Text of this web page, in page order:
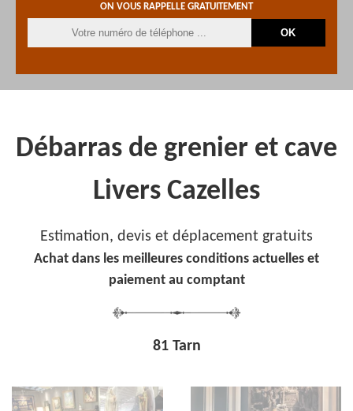
ON VOUS RAPPELLE GRATUITEMENT
Débarras de grenier et cave
Livers Cazelles
Estimation, devis et déplacement gratuits
Achat dans les meilleures conditions actuelles et
paiement au comptant
81 Tarn